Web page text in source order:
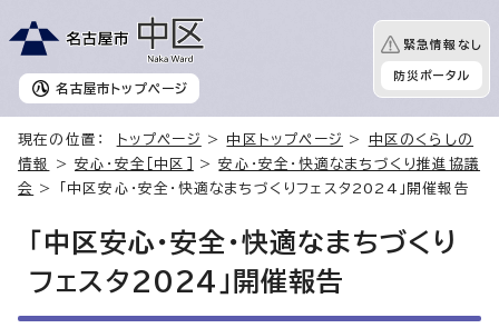
名古屋市 トップページ
緊急情報なし
防災ポータル
現在の位置： トップページ > 中区トップページ >
中区のくらしの
情報
>安心・安全［中区］ >安心・安全・快適なまちづくり推進協議
会
> 「中区安心・安全・快適なまちづくりフェスタ2024」開催報告
「中区安心・安全・快適なまちづくり
フェスタ2024」開催報告